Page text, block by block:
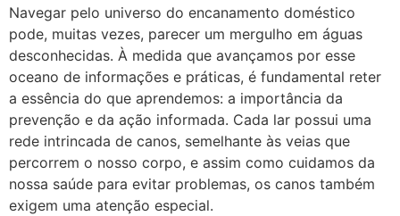
Navegar pelo universo do encanamento doméstico
pode, muitas vezes, parecer um mergulho em águas
desconhecidas. À medida que avançamos por esse
oceano de informações e práticas, é fundamental reter
a essência do que aprendemos: a importância da
prevenção e da ação informada. Cada lar possui uma
rede intrincada de canos, semelhante às veias que
percorrem o nosso corpo, e assim como cuidamos da
nossa saúde para evitar problemas, os canos também
exigem uma atenção especial.